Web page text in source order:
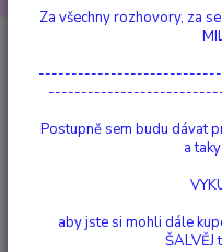
Čajový
TOP produkt
Za všechny rozhovory, za
Postupně sem budu dávat
a
aby jste si mohli dále
ŠALVĚJ